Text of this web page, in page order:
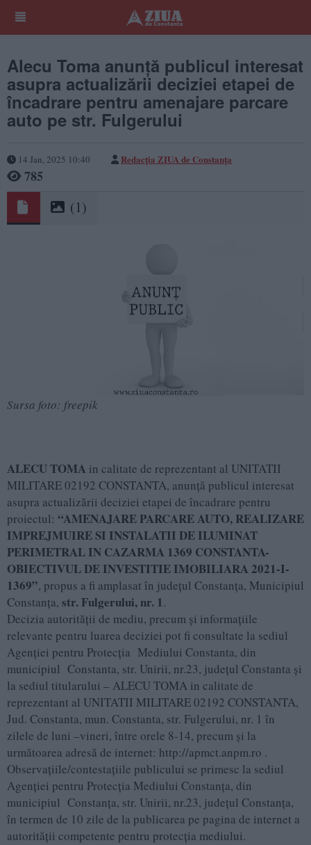
Alecu Toma anunță publicul interesat
asupra actualizării deciziei etapei de
încadrare pentru amenajare parcare
auto pe str. Fulgerului
14 Jan, 2025 10:40 Redacția ZIUA de Constanța
785
(1)
Sursa foto: freepik
ALECU TOMA in calitate de reprezentant al UNITATII
MILITARE 02192 CONSTANTA, anunță publicul interesat
asupra actualizării deciziei etapei de încadrare pentru
proiectul: “AMENAJARE PARCARE AUTO, REALIZARE
IMPREJMUIRE SI INSTALATII DE ILUMINAT
PERIMETRAL IN CAZARMA 1369 CONSTANTA-
OBIECTIVUL DE INVESTITIE IMOBILIARA 2021-I-
1369”, propus a fi amplasat în județul Constanța, Municipiul
Constanța, str. Fulgerului, nr. 1.
Decizia autorității de mediu, precum și informațiile
relevante pentru luarea deciziei pot fi consultate la sediul
Agenției pentru Protecția Mediului Constanta, din
municipiul Constanta, str. Unirii, nr.23, județul Constanta și
la sediul titularului – ALECU TOMA in calitate de
reprezentant al UNITATII MILITARE 02192 CONSTANTA,
Jud. Constanta, mun. Constanta, str. Fulgerului, nr. 1 în
zilele de luni –vineri, între orele 8-14, precum și la
următoarea adresă de internet: http://apmct.anpm.ro .
Observațiile/contestațiile publicului se primesc la sediul
Agenției pentru Protecția Mediului Constanța, din
municipiul Constanța, str. Unirii, nr.23, județul Constanța,
în termen de 10 zile de la publicarea pe pagina de internet a
autorității competente pentru protecția mediului.